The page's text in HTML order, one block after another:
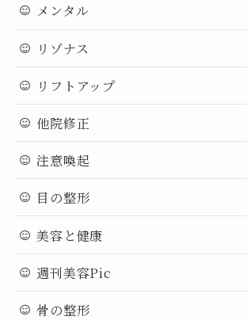
メンタル
リゾナス
リフトアップ
他院修正
注意喚起
目の整形
美容と健康
週刊美容Pic
骨の整形